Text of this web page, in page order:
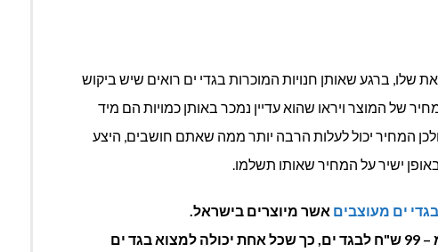
שלו, ברגע שאותן חנויות המוכרות בגדי ים רואים שיש ביקוש
של המוצר ויראו שהוא עדיין נמכר באותן כמויות הם מיד
המחיר יכול לעלות הרבה יותר ממה שאתם חושבים, היצע
ישיר על המחיר שאותו תשלמו.
אשר מיוצרים בישראל.
בגדי הים של Del Mar נמכרים החל מ – 99 ש"ח לבגד ים, כך שכל אחת יכולה למצוא בגד ים